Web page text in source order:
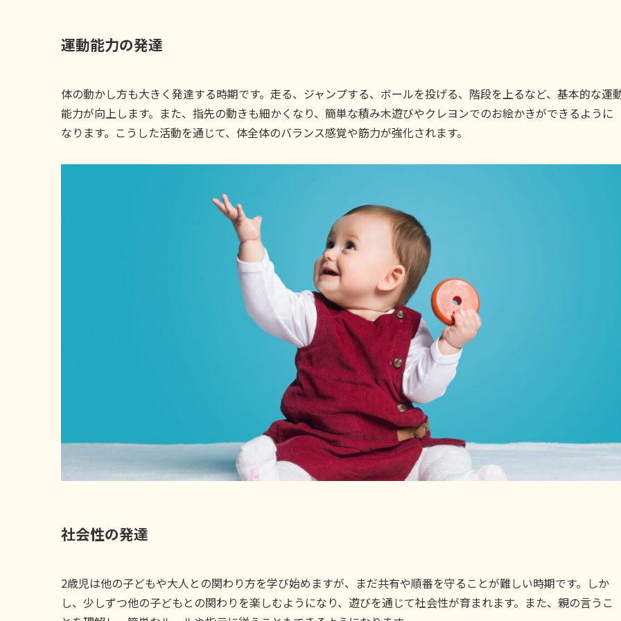
運動能力の発達
体の動かし方も大きく発達する時期です。走る、ジャンプする、ボールを投げる、階段を上るなど、基本的な運
能力が向上します。また、指先の動きも細かくなり、簡単な積み木遊びやクレヨンでのお絵かきができるように
なります。こうした活動を通じて、体全体のバランス感覚や筋力が強化されます。
社会性の発達
2歳児は他の子どもや大人との関わり方を学び始めますが、まだ共有や順番を守ることが難しい時期です。しか
し、少しずつ他の子どもとの関わりを楽しむようになり、遊びを通じて社会性が育まれます。また、親の言うこ